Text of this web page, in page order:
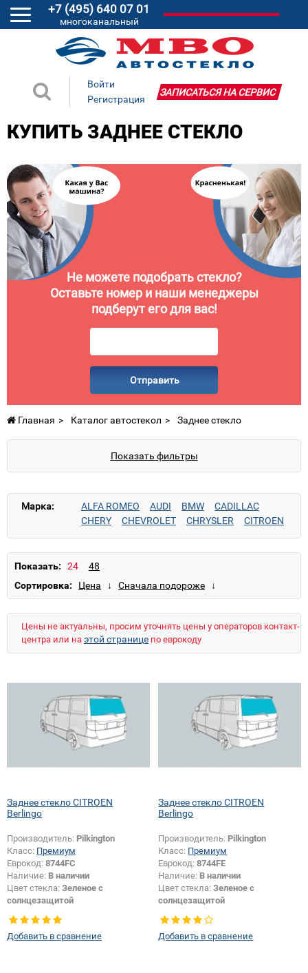
+7 (495) 640 07 01
многоканальный
Войти
Регистрация
ЗАПИСАТЬСЯ НА СЕРВИС
КУПИТЬ ЗАДНЕЕ СТЕКЛО
Не можете подобрать стекло?
Оставьте номер и наши менеджеры
подберут его для вас!
Отправить
Главная Каталог автостекол Заднее стекло
Показать фильтры
Марка: ALFA ROMEO AUDI BMW
CADILLAC
CHERY
CHEVROLET CHRYSLER
CITROEN
HUMMER
KRAZ
LANCIA LAND ROVER
RENAULT
ROVER SAAB
SMART
SSANGYONG SUBARU
SUZUKI
Показать:
Сортировка:
Цены не актуальны, просим уточнять цены у операторов контакт-
центра или на этой странице по еврокоду
Заднее стекло CITROEN
Berlingo
Производитель: Pilkington
Класс: Премиум
Еврокод: 8744FC
Наличие: В наличии
Цвет стекла: Зеленое с
солнцезащитой
Добавить в сравнение
Заднее стекло CITROEN
Berlingo
Производитель: Pilkington
Класс: Премиум
Еврокод:8744FE
Наличие: В наличии
Цвет стекла:Зеленое с
солнцезащитой
Добавить в сравнение